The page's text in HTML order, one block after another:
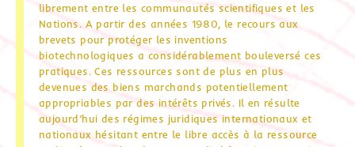
librement entre les communautés scientifiques et les
Nations. A partir des années 1980, le recours aux
brevets pour protéger les inventions
biotechnologiques a considérablement bouleversé ces
pratiques. Ces ressources sont de plus en plus
devenues des biens marchands potentiellement
appropriables par des intérêts privés. Il en résulte
aujourd’hui des régimes juridiques internationaux et
nationaux hésitant entre le libre accès à la ressource